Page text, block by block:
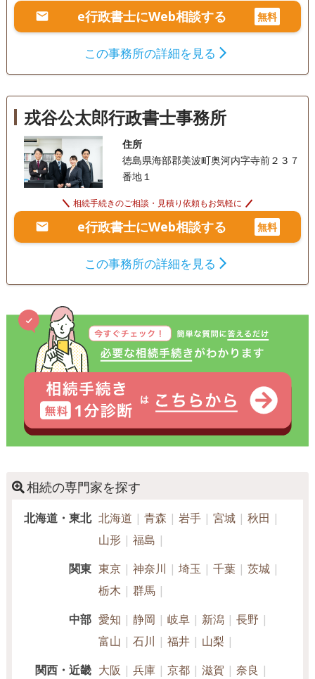
切にし、安心して次の一歩を踏み出していただけるよう、心
e行政書士にWeb相談する 無料
この事務所の詳細を見る
戎谷公太郎行政書士事務所
住所
徳島県海部郡美波町奥河内字寺前２３７
番地１
相続手続きのご相談・見積り依頼もお気軽に
e行政書士にWeb相談する 無料
この事務所の詳細を見る
相続の専門家を探す
北海道・東北 北海道 青森 岩手 宮城
秋田
山形
福島
関東 東京 神奈川 埼玉 千葉
茨城
栃木
群馬
中部 愛知 静岡 岐阜 新潟
長野
富山
石川 福井
山梨
関西・近畿 大阪 兵庫 京都 滋賀
奈良